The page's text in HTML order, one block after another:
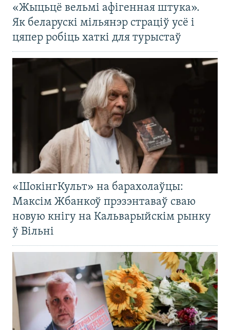
«Жыцьцё вельмі афігенная штука».
Як беларускі мільянэр страціў усё і
цяпер робіць хаткі для турыстаў
«ШокінгКульт» на барахолаўцы:
Максім Жбанкоў прэзэнтаваў сваю
новую кнігу на Кальварыйскім рынку
ў Вільні